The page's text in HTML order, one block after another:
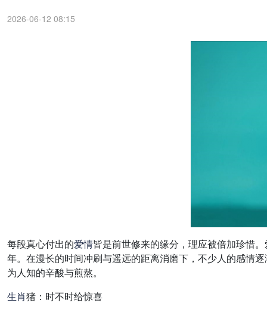
2026-06-12 08:15
每段真心付出的爱情皆是前世修来的缘分，理应被倍加珍惜
年。在漫长的时间冲刷与遥远的距离消磨下，不少人的感情
为人知的辛酸与煎熬。
生肖猪：时不时给惊喜